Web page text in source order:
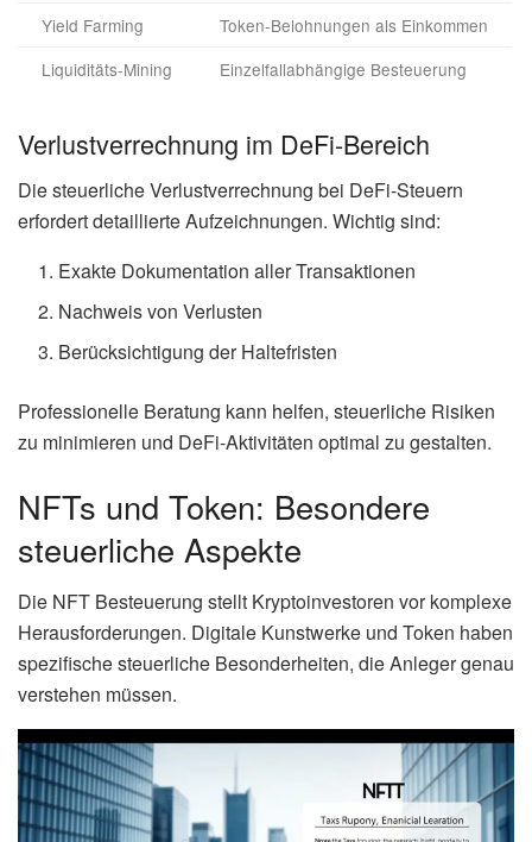
Yield Farming
Token-Belohnungen als Einkommen
Liquiditäts-Mining
Einzelfallabhängige Besteuerung
Verlustverrechnung im DeFi-Bereich
Die steuerliche Verlustverrechnung bei DeFi-Steuern
erfordert detaillierte Aufzeichnungen. Wichtig sind:
Exakte Dokumentation aller Transaktionen
Nachweis von Verlusten
Berücksichtigung der Haltefristen
Professionelle Beratung kann helfen, steuerliche Risiken
zu minimieren und DeFi-Aktivitäten optimal zu gestalten.
NFTs und Token: Besondere
steuerliche Aspekte
Die NFT Besteuerung stellt Kryptoinvestoren vor komplexe
Herausforderungen. Digitale Kunstwerke und Token haben
spezifische steuerliche Besonderheiten, die Anleger genau
verstehen müssen.